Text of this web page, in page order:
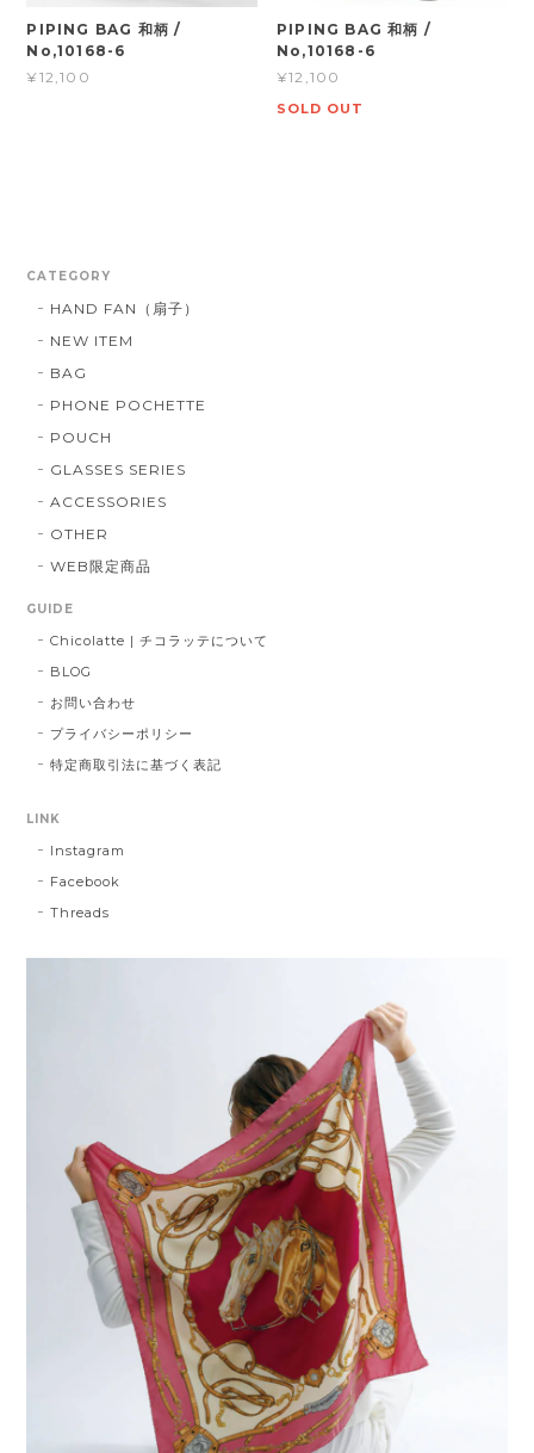
PIPING BAG 和柄 /
No,10168-6
¥12,100
PIPING BAG 和柄 /
No,10168-6
¥12,100
SOLD OUT
CATEGORY
HAND FAN（扇子）
NEW ITEM
BAG
PHONE POCHETTE
POUCH
GLASSES SERIES
ACCESSORIES
OTHER
WEB限定商品
GUIDE
Chicolatte | チコラッテについて
BLOG
お問い合わせ
プライバシーポリシー
特定商取引法に基づく表記
LINK
Instagram
Facebook
Threads